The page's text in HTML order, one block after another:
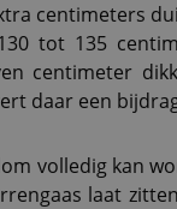
centimeters
tot 135
centimeter
daar een
volledig kan
laat